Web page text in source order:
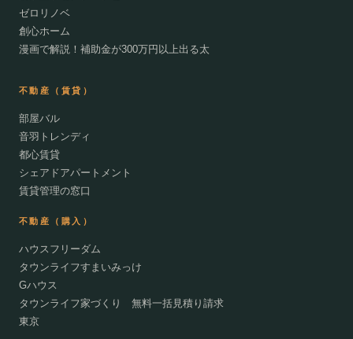
ゼロリノベ
創心ホーム
漫画で解説！補助金が300万円以上出る太
不動産（賃貸）
部屋バル
音羽トレンディ
都心賃貸
シェアドアパートメント
賃貸管理の窓口
不動産（購入）
ハウスフリーダム
タウンライフすまいみっけ
Gハウス
タウンライフ家づくり 無料一括見積り請求
東京